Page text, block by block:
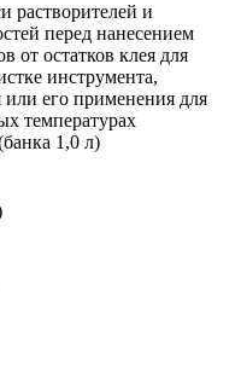
растворителей и
перед нанесением
от остатков клея для
инструмента,
или его применения для
температурах
1,0 л)